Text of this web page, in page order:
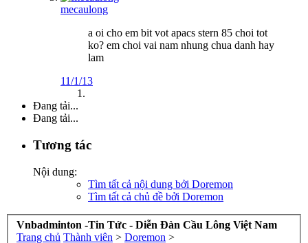
mecaulong
a oi cho em bit vot apacs stern 85 choi tot
ko? em choi vai nam nhung chua danh hay
lam
11/1/13
Đang tải...
Đang tải...
Tương tác
Nội dung:
Tìm tất cả nội dung bởi Doremon
Tìm tất cả chủ đề bởi Doremon
Vnbadminton -Tin Tức - Diễn Đàn Cầu Lông Việt Nam
Trang chủ Thành viên > Doremon >